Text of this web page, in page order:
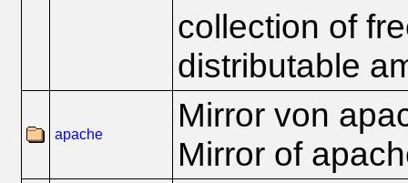
collection of
distributable
apache
Mirror von
Mirror of